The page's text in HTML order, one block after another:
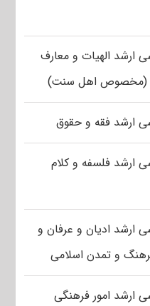
ارشد الهیات و معارف
(مخصوص اهل سنت)
ارشد فقه و حقوق
ارشد فلسفه و کلام
ارشد ادیان و عرفان و
و تمدن اسلامی
ارشد امور فرهنگی